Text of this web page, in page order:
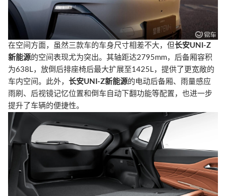
在空间方面，虽然三款车的车身尺寸相差不大，但长安UNI-Z
新能源的空间表现尤为突出。其轴距达2795mm，后备厢容积
为638L，放倒后排座椅后最大扩展至1425L，提供了更宽敞的
车内空间。此外，长安UNI-Z新能源的电动后备厢、雨量感应
雨刷、后视镜记忆位置和倒车自动下翻功能等配置，也进一步
提升了车辆的便捷性。